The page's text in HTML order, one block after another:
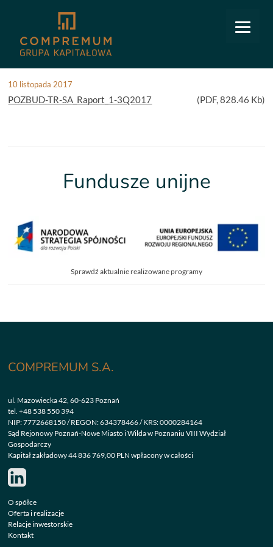
Relacje inwestorskie
Raport za 3 kwartał 2017
10 listopada 2017
POZBUD-TR-SA_Raport_1-3Q2017 (PDF, 828.46 Kb)
Fundusze unijne
Sprawdź aktualnie realizowane programy
COMPREMUM S.A.
ul. Mazowiecka 42, 60-623 Poznań
tel.+48 538 550 394
NIP: 7772668150 / REGON: 634378466 / KRS: 0000284164
Sąd Rejonowy Poznań-Nowe Miasto i Wilda w Poznaniu VIII Wydział
Gospodarczy
Kapitał zakładowy 44 836 769,00 PLN wpłacony w całości
O spółce
Oferta i realizacje
Relacje inwestorskie
Kontakt